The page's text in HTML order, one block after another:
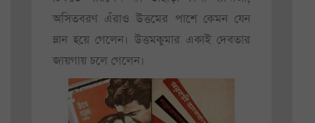
অসিতবরণ এঁরাও উত্তমের পাশে কেমন যেন
ম্লান হয়ে গেলেন। উত্তমকুমার একাই দেবতার
জায়গায় চলে গেলেন।